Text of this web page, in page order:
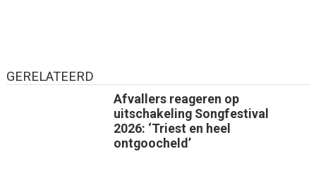
GERELATEERD
Afvallers reageren op
uitschakeling Songfestival
2026: ‘Triest en heel
ontgoocheld’